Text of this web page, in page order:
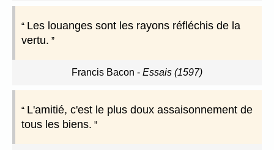
Les louanges sont les rayons réfléchis de la
vertu.
Francis Bacon - Essais (1597)
L'amitié, c'est le plus doux assaisonnement de
tous les biens.